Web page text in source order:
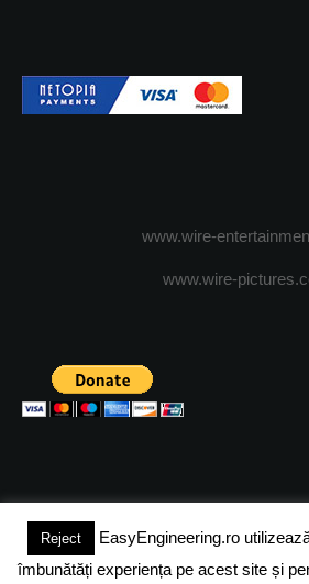
www.wire-
www.wire-
(c) 2024 - FineEngineeringMagazine.
Reject
EasyEngineering.ro
îmbunătăți experiența pe acest site și